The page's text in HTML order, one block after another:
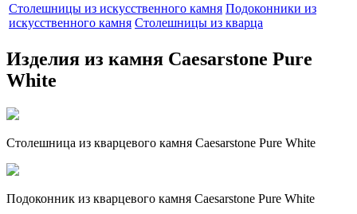
Столешницы из искусственного камня Подоконники из
искусственного камня Столешницы из кварца
Изделия из камня Caesarstone Pure
White
Столешница из кварцевого камня Caesarstone Pure White
Подоконник из кварцевого камня Caesarstone Pure White